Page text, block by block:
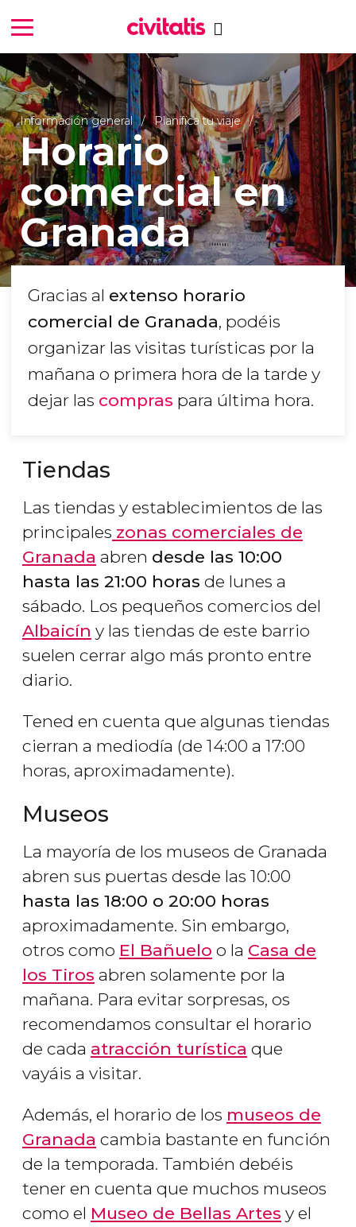
Información general Planifica tu viaje
Horario
comercial en
Granada
Gracias al extenso horario
comercial de Granada, podéis
organizar las visitas turísticas por la
mañana o primera hora de la tarde y
dejar las compras para última hora.
Tiendas
Las tiendas y establecimientos de las
principales zonas comerciales de
Granada abren desde las 10:00
hasta las 21:00 horas de lunes a
sábado. Los pequeños comercios del
Albaicín y las tiendas de este barrio
suelen cerrar algo más pronto entre
diario.
Tened en cuenta que algunas tiendas
cierran a mediodía (de 14:00 a 17:00
horas, aproximadamente).
Museos
La mayoría de los museos de Granada
abren sus puertas desde las 10:00
hasta las 18:00 o 20:00 horas
aproximadamente. Sin embargo,
otros como El Bañuelo o la Casa de
los Tiros abren solamente por la
mañana. Para evitar sorpresas, os
recomendamos consultar el horario
de cada atracción turística que
vayáis a visitar.
Además, el horario de los museos de
Granada cambia bastante en función
de la temporada. También debéis
tener en cuenta que muchos museos
como el Museo de Bellas Artes y el